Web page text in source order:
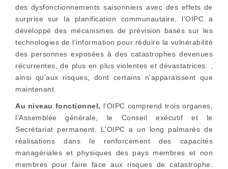
des dysfonctionnements saisonniers avec des effets de
surprise sur la planification communautaire, l'OIPC a
développé des mécanismes de prévision basés sur les
technologies de l'information pour réduire la vulnérabilité
des personnes exposées à des catastrophes devenues
récurrentes, de plus en plus violentes et dévastatrices. ,
ainsi qu'aux risques, dont certains n'apparaissent que
maintenant.
Au niveau fonctionnel, l'OIPC comprend trois organes,
l'Assemblée générale, le Conseil exécutif et le
Secrétariat permanent. L'OIPC a un long palmarès de
réalisations dans le renforcement des capacités
managériales et physiques des pays membres et non
membres pour faire face aux risques de catastrophe.